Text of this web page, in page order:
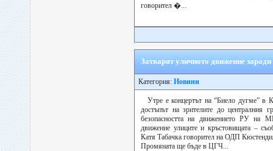
говорител �...
Затварят уличното движение
Категория: Новини
Утре е концертът на “Биело дугме” в
достъпът на зрителите до централния
безопасността на движението РУ на
движение улиците и кръстовищата –
Катя Табачка говорител на ОДП
Промяната ще бъде в ЦГЧ...